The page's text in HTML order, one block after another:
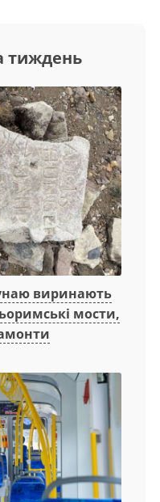
тиждень
виринають
мости,